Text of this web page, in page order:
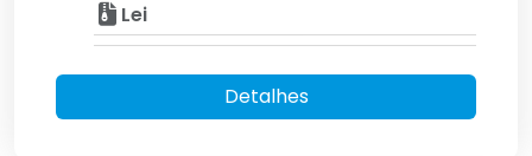
Lei
Detalhes